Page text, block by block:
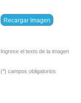
Ingrese el texto de la imagen
(*) campos obligatorios